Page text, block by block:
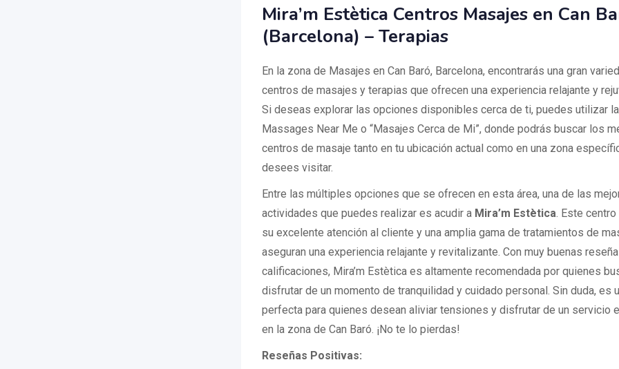
Mira’m Estètica Centros Masajes en Can
(Barcelona) – Terapias
En la zona de Masajes en Can Baró, Barcelona, encontrarás una gran
centros de masajes y terapias que ofrecen una experiencia relajante y
Si deseas explorar las opciones disponibles cerca de ti, puedes utilizar
Massages Near Me o “Masajes Cerca de Mi”, donde podrás buscar los
centros de masaje tanto en tu ubicación actual como en una zona
desees visitar.
Entre las múltiples opciones que se ofrecen en esta área, una de las
actividades que puedes realizar es acudir a Mira’m Estètica. Este
su excelente atención al cliente y una amplia gama de tratamientos de
aseguran una experiencia relajante y revitalizante. Con muy buenas
calificaciones, Mira’m Estètica es altamente recomendada por quienes
disfrutar de un momento de tranquilidad y cuidado personal. Sin duda, es
perfecta para quienes desean aliviar tensiones y disfrutar de un servicio
en la zona de Can Baró. ¡No te lo pierdas!
Reseñas Positivas: